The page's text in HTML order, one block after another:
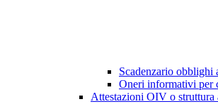
Scadenzario obblighi
Oneri informativi per
Attestazioni OIV o struttura